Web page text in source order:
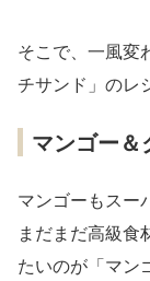
そこで、一風変
チサンド」のレ
マンゴー＆
マンゴーもスー
まだまだ高級食
たいのが「マン